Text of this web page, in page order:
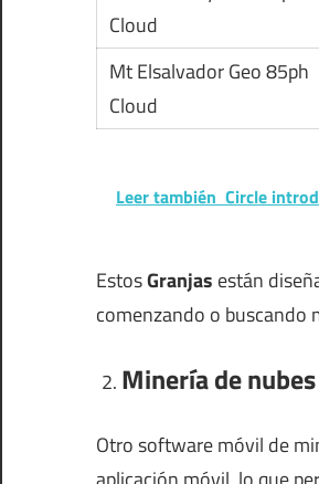
Cloud
Mt Elsalvador Geo 85ph
Cloud
Leer también Circle
EstosGranjas están
comenzando o buscando
Minería de
Otro software móvil de